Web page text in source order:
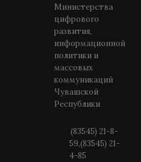
Министерства
цифрового
развития,
информационной
политики и
массовых
коммуникаций
Чувашской
Республики
(83545) 21-8-
59,(83545) 21-
4-85